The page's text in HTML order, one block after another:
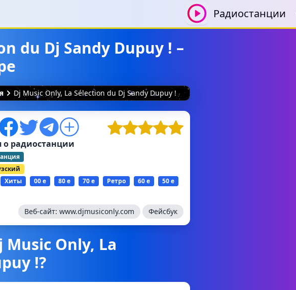
Радиостанции
du Dj Sandy Dupuy ! –
Dj Music Only, La Sélection du Dj Sandy Dupuy !
радиостанции
Хиты 00 е 80 е 70 е Ретро 60 е
50 е
Веб-сайт: www.djmusiconly.com Фейсбук
Music Only, La
!?